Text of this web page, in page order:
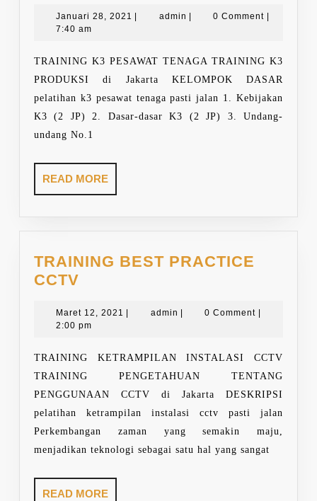
K3
TENAGA
DAN
Januari 28, 2021 Januari
| admin admin
| 0 Comment |
7:40 am
TRAINING K3 PESAWAT TENAGA TRAINING K3
PRODUKSI di Jakarta KELOMPOK DASAR
pelatihan k3 pesawat tenaga pasti jalan 1. Kebijakan
K3 (2 JP) 2. Dasar-dasar K3 (2 JP) 3. Undang-
undang No.1
READ MOREREAD
MORE
TRAINING BEST PRACTICE
CCTV
PRACTICE
CCTV
Maret 12, 2021 Maret
admin admin0 Comment
2:00 pm
TRAINING KETRAMPILAN INSTALASI CCTV
TRAINING PENGETAHUAN TENTANG
PENGGUNAAN CCTV di Jakarta DESKRIPSI
pelatihan ketrampilan instalasi cctv pasti jalan
Perkembangan zaman yang semakin maju,
menjadikan teknologi sebagai satu hal yang sangat
READ MOREREAD